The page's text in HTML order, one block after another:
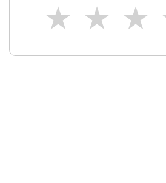
3
2
1